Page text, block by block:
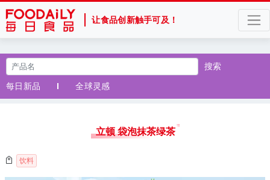
让食品创新触手可及！
搜索
每日新品
全球灵感
立顿 袋泡抹茶绿茶
饮料